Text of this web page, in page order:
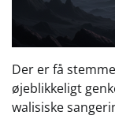
Der er få
øjeblikkeligt
walisiske